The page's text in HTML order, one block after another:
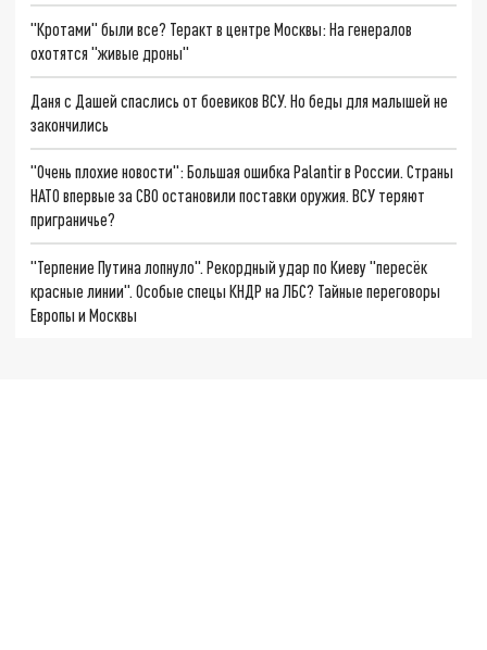
"Кротами" были все? Теракт в центре Москвы: На генералов
охотятся "живые дроны"
Даня с Дашей спаслись от боевиков ВСУ. Но беды для малышей не
закончились
"Очень плохие новости": Большая ошибка Palantir в России. Страны
НАТО впервые за СВО остановили поставки оружия. ВСУ теряют
приграничье?
"Терпение Путина лопнуло". Рекордный удар по Киеву "пересёк
красные линии". Особые спецы КНДР на ЛБС? Тайные переговоры
Европы и Москвы